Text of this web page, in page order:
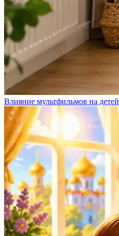
Влияние мультфильмов на детей